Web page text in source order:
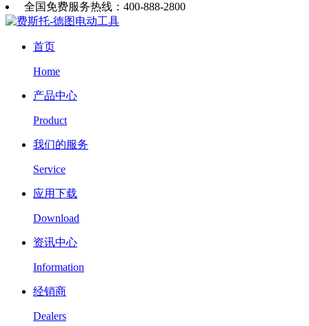
全国免费服务热线：400-888-2800
首页
Home
产品中心
Product
我们的服务
Service
应用下载
Download
资讯中心
Information
经销商
Dealers